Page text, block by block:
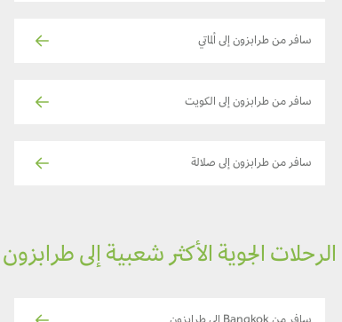
سافر من طرابزون إلى ألماتي
سافر من طرابزون إلى الكويت
سافر من طرابزون إلى صلالة
الرحلات الجوية الأكثر شعبية إلى طرابزون